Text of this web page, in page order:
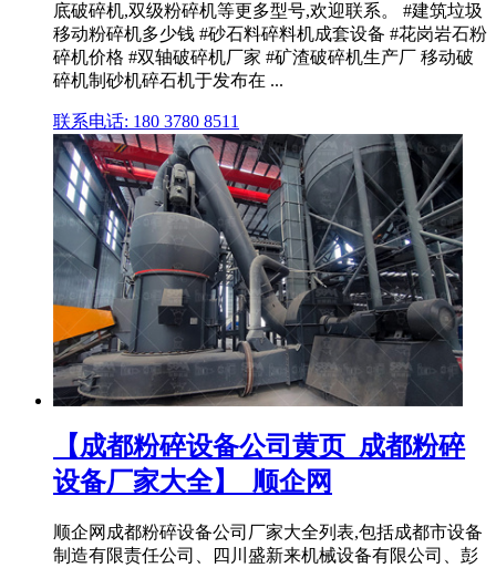
底破碎机,双级粉碎机等更多型号,欢迎联系。 #建筑垃圾
移动粉碎机多少钱 #砂石料碎料机成套设备 #花岗岩石粉
碎机价格 #双轴破碎机厂家 #矿渣破碎机生产厂 移动破
碎机制砂机碎石机于发布在 ...
联系电话: 180 3780 8511
【成都粉碎设备公司黄页_成都粉碎
设备厂家大全】_顺企网
顺企网成都粉碎设备公司厂家大全列表,包括成都市设备
制造有限责任公司、四川盛新来机械设备有限公司、彭